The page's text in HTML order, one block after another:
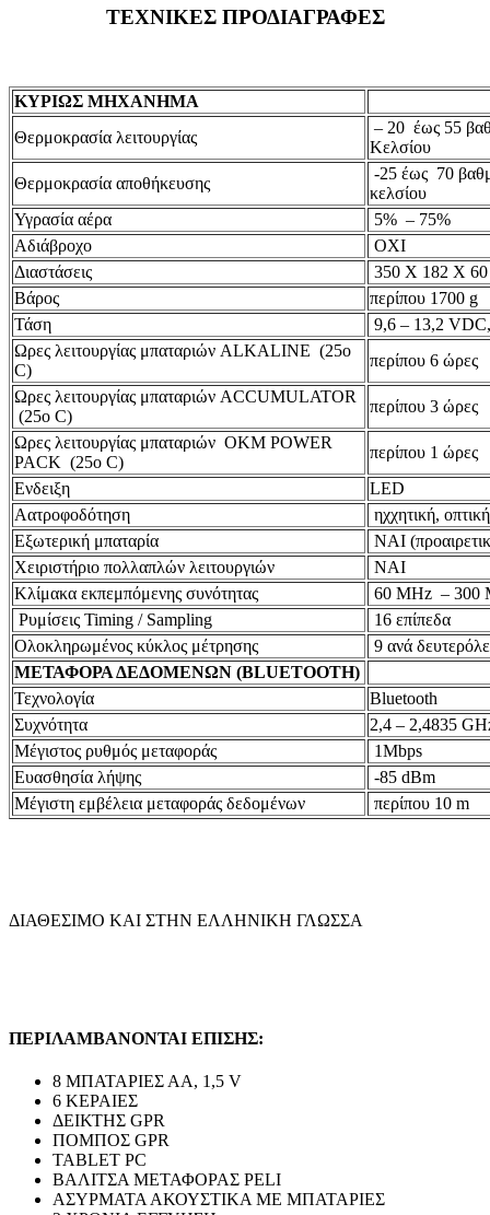
ΤΕΧΝΙΚΕΣ ΠΡΟΔΙΑΓΡΑΦΕΣ
ΚΥΡΙΩΣ ΜΗΧΑΝΗΜΑ
Θερμοκρασία λειτουργίας
– 20 έως 55
Κελσίου
Θερμοκρασία αποθήκευσης
-25 έως 70
κελσίου
Υγρασία αέρα
5% – 75%
Αδιάβροχο
ΟΧΙ
Διαστάσεις
350 Χ 182 Χ 60
Βάρος
περίπου 1700 g
Τάση
9,6 – 13,2
Ωρες λειτουργίας μπαταριών ALKALINE (25o
C)
περίπου 6 ώρες
Ωρες λειτουργίας μπαταριών ACCUMULATOR
(25o C)
περίπου 3 ώρες
Ωρες λειτουργίας μπαταριών OKM POWER
PACK (25o C)
περίπου 1 ώρες
Ενδειξη
LED
Αατροφοδότηση
ηχχητική, οπτική
Εξωτερική μπαταρία
ΝΑΙ
Χειριστήριο πολλαπλών λειτουργιών
ΝΑΙ
Κλίμακα εκπεμπόμενης συνότητας
60 MHz – 300
Ρυμίσεις Timing / Sampling
16 επίπεδα
Ολοκληρωμένος κύκλος μέτρησης
9 ανά
ΜΕΤΑΦΟΡΑ ΔΕΔΟΜΕΝΩΝ (BLUETOOTH)
Τεχνολογία
Bluetooth
Συχνότητα
2,4 – 2,4835
Μέγιστος ρυθμός μεταφοράς
1Mbps
Eυασθησία λήψης
-85 dBm
Mέγιστη εμβέλεια μεταφοράς δεδομένων
περίπου 10 m
ΔΙΑΘΕΣΙΜΟ ΚΑΙ ΣΤΗΝ ΕΛΛΗΝΙΚΗ ΓΛΩΣΣΑ
ΠΕΡΙΛΑΜΒΑΝΟΝΤΑΙ ΕΠΙΣΗΣ:
8 ΜΠΑΤΑΡΙΕΣ ΑΑ, 1,5 V
6 ΚΕΡΑΙΕΣ
ΔΕΙΚΤΗΣ GPR
ΠΟΜΠΟΣ GPR
TABLET PC
ΒΑΛΙΤΣΑ ΜΕΤΑΦΟΡΑΣ PELI
ΑΣΥΡΜΑΤΑ ΑΚΟΥΣΤΙΚΑ ΜΕ ΜΠΑΤΑΡΙΕΣ